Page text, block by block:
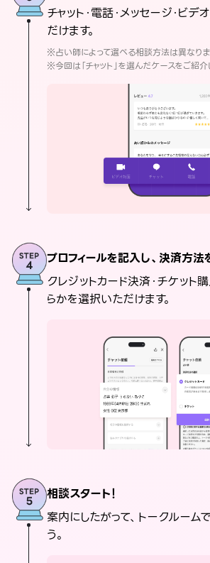
チャット・電話・メッセージ・ビ
だけます。
※占い師によって選べる相談方法は異なり
※今回は「チャット」を選んだケースをご紹介
プロフィールを記入し、決済方法
クレジットカード決済・チケット
らかを選択いただけます。
相談スタート！
案内にしたがって、トークルーム
う。